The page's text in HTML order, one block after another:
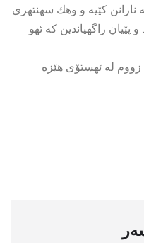
كێیه و وهك سهنتهری
پێیان راگهیاندین كه ئهو
زووم له ئهستۆی هێزه